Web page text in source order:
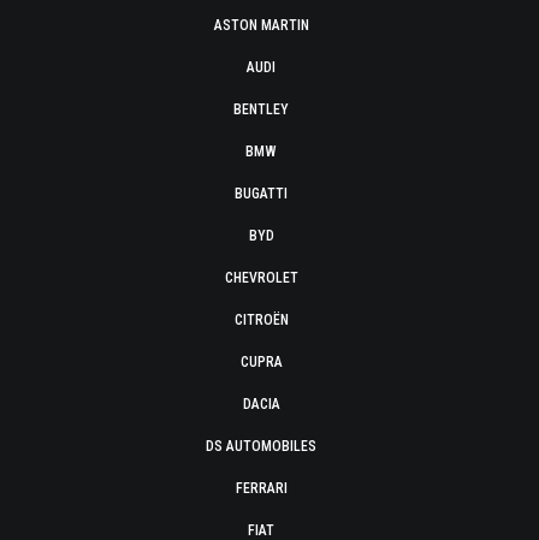
ASTON MARTIN
AUDI
BENTLEY
BMW
BUGATTI
BYD
CHEVROLET
CITROËN
CUPRA
DACIA
DS AUTOMOBILES
FERRARI
FIAT